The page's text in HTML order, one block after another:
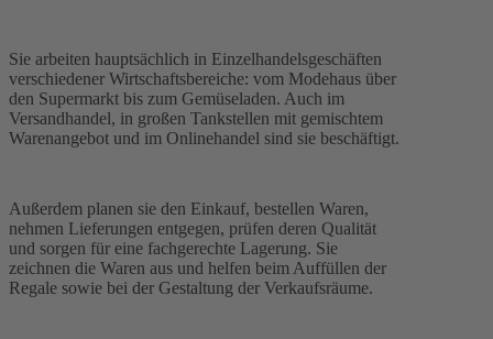
Sie arbeiten hauptsächlich in Einzelhandelsgeschäften
verschiedener Wirtschaftsbereiche: vom Modehaus über
den Supermarkt bis zum Gemüseladen. Auch im
Versandhandel, in großen Tankstellen mit gemischtem
Warenangebot und im Onlinehandel sind sie beschäftigt.
Außerdem planen sie den Einkauf, bestellen Waren,
nehmen Lieferungen entgegen, prüfen deren Qualität
und sorgen für eine fachgerechte Lagerung. Sie
zeichnen die Waren aus und helfen beim Auffüllen der
Regale sowie bei der Gestaltung der Verkaufsräume.